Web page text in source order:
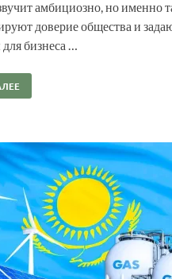
амбициозно, но именно
доверие общества и
бизнеса …